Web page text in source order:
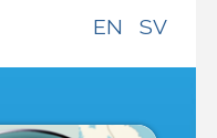
SV
EN